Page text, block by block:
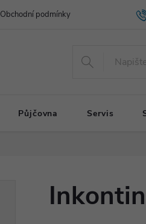
Obchodní podmínky
Půjčovna Servis